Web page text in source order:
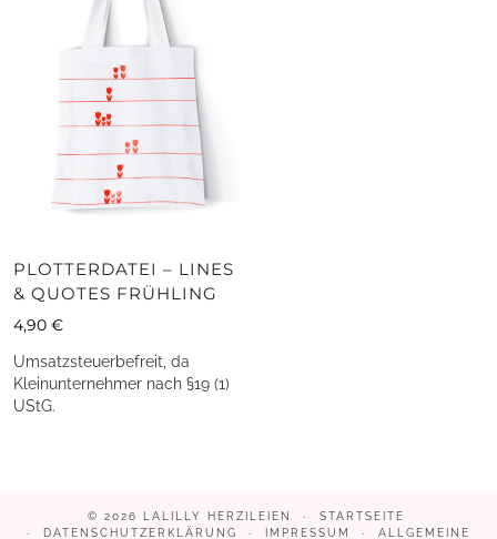
PLOTTERDATEI – LINES
& QUOTES FRÜHLING
4,90 €
Umsatzsteuerbefreit, da
Kleinunternehmer nach §19 (1)
UStG.
© 2026 LALILLY HERZILEIEN
STARTSEITE
DATENSCHUTZERKLÄRUNG
IMPRESSUM ALLGEMEINE